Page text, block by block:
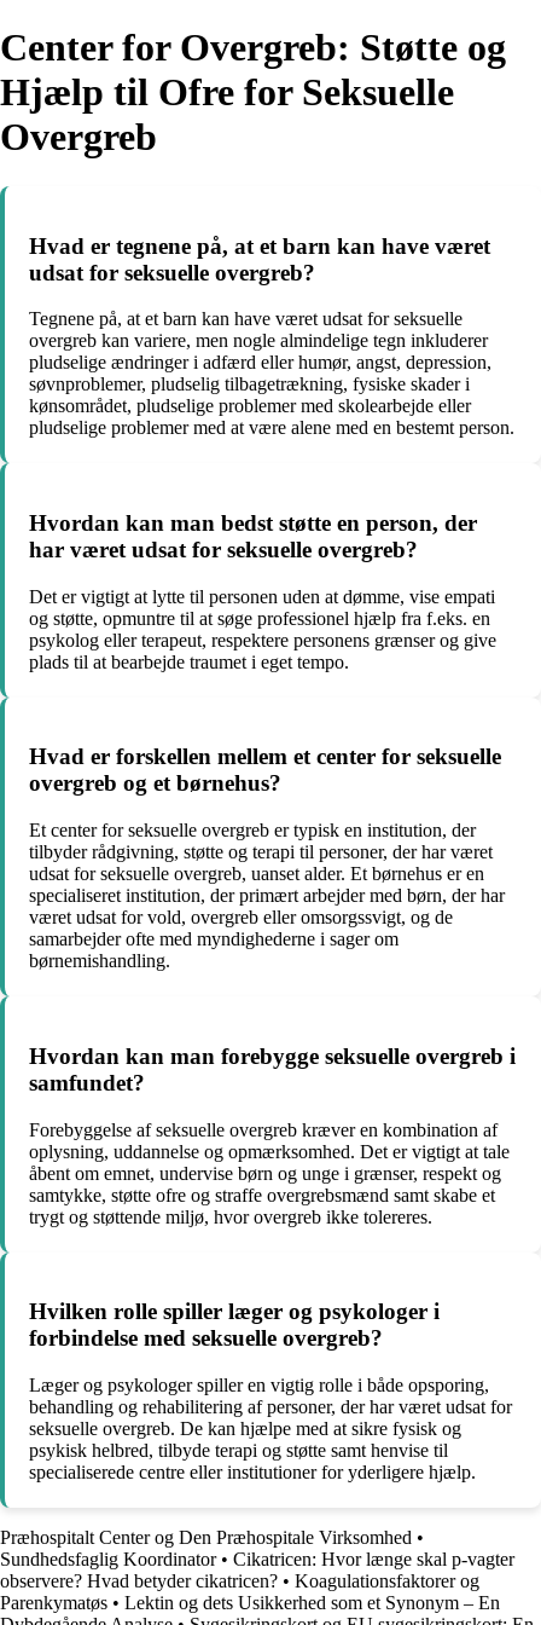
Center for Overgreb: Støtte og
Hjælp til Ofre for Seksuelle
Overgreb
Hvad er tegnene på, at et barn kan have været
udsat for seksuelle overgreb?
Tegnene på, at et barn kan have været udsat for seksuelle
overgreb kan variere, men nogle almindelige tegn inkluderer
pludselige ændringer i adfærd eller humør, angst, depression,
søvnproblemer, pludselig tilbagetrækning, fysiske skader i
kønsområdet, pludselige problemer med skolearbejde eller
pludselige problemer med at være alene med en bestemt person.
Hvordan kan man bedst støtte en person, der
har været udsat for seksuelle overgreb?
Det er vigtigt at lytte til personen uden at dømme, vise empati
og støtte, opmuntre til at søge professionel hjælp fra f.eks. en
psykolog eller terapeut, respektere personens grænser og give
plads til at bearbejde traumet i eget tempo.
Hvad er forskellen mellem et center for seksuelle
overgreb og et børnehus?
Et center for seksuelle overgreb er typisk en institution, der
tilbyder rådgivning, støtte og terapi til personer, der har været
udsat for seksuelle overgreb, uanset alder. Et børnehus er en
specialiseret institution, der primært arbejder med børn, der har
været udsat for vold, overgreb eller omsorgssvigt, og de
samarbejder ofte med myndighederne i sager om
børnemishandling.
Hvordan kan man forebygge seksuelle overgreb i
samfundet?
Forebyggelse af seksuelle overgreb kræver en kombination af
oplysning, uddannelse og opmærksomhed. Det er vigtigt at tale
åbent om emnet, undervise børn og unge i grænser, respekt og
samtykke, støtte ofre og straffe overgrebsmænd samt skabe et
trygt og støttende miljø, hvor overgreb ikke tolereres.
Hvilken rolle spiller læger og psykologer i
forbindelse med seksuelle overgreb?
Læger og psykologer spiller en vigtig rolle i både opsporing,
behandling og rehabilitering af personer, der har været udsat for
seksuelle overgreb. De kan hjælpe med at sikre fysisk og
psykisk helbred, tilbyde terapi og støtte samt henvise til
specialiserede centre eller institutioner for yderligere hjælp.
Præhospitalt Center og Den Præhospitale Virksomhed •
Sundhedsfaglig Koordinator• Cikatricen: Hvor længe skal p-vagter
observere? Hvad betyder cikatricen? • Koagulationsfaktorer og
Parenkymatøs • Lektin og dets Usikkerhed som et Synonym – En